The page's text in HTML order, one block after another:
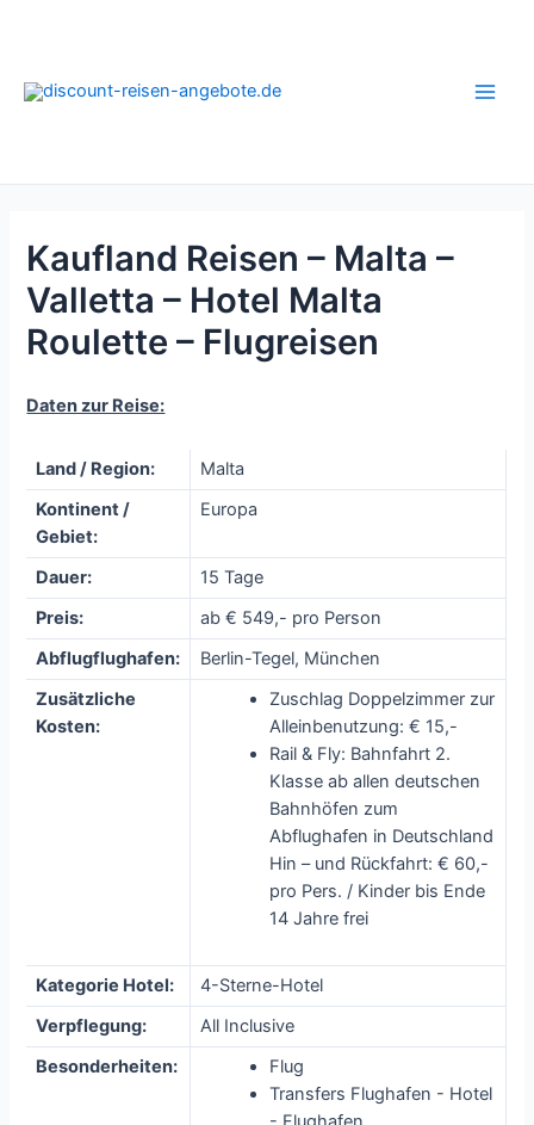
Kaufland Reisen – Malta –
Valletta – Hotel Malta
Roulette – Flugreisen
Daten zur Reise:
Land / Region:
Malta
Kontinent /
Gebiet:
Europa
Dauer:
15 Tage
Preis:
ab € 549,- pro Person
Abflugflughafen:
Berlin-Tegel, München
Zusätzliche
Kosten:
Zuschlag Doppelzimmer zur
Alleinbenutzung: € 15,-
Rail & Fly: Bahnfahrt 2.
Klasse ab allen deutschen
Bahnhöfen zum
Abflughafen in Deutschland
Hin – und Rückfahrt: € 60,-
pro Pers. / Kinder bis Ende
14 Jahre frei
Kategorie Hotel:
4-Sterne-Hotel
Verpflegung:
All Inclusive
Besonderheiten:
Flug
Transfers Flughafen - Hotel